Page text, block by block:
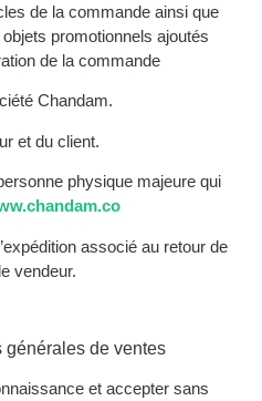
de la commande ainsi que
promotionnels ajoutés
de la commande
Chandam.
et du client.
physique majeure qui
associé au retour de
vendeur.
générales de ventes
et accepter sans